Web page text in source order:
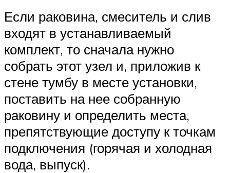
Если раковина, смеситель и слив
входят в устанавливаемый
комплект, то сначала нужно
собрать этот узел и, приложив к
стене тумбу в месте установки,
поставить на нее собранную
раковину и определить места,
препятствующие доступу к точкам
подключения (горячая и холодная
вода, выпуск).